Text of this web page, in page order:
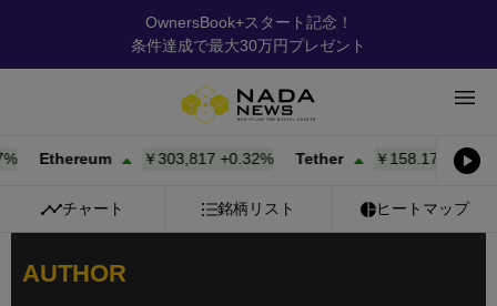
OwnersBook+スタート記念！
条件達成で最大30万円プレゼント
Ethereum ￥303,817+0.32% Tether ￥158.17+0.00%
チャート 銘柄リスト ヒートマップ
AUTHOR